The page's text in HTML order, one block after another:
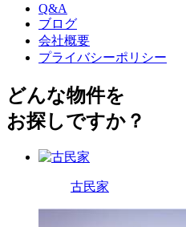
Q&A
ブログ
会社概要
プライバシーポリシー
どんな物件を
お探しですか？
古民家